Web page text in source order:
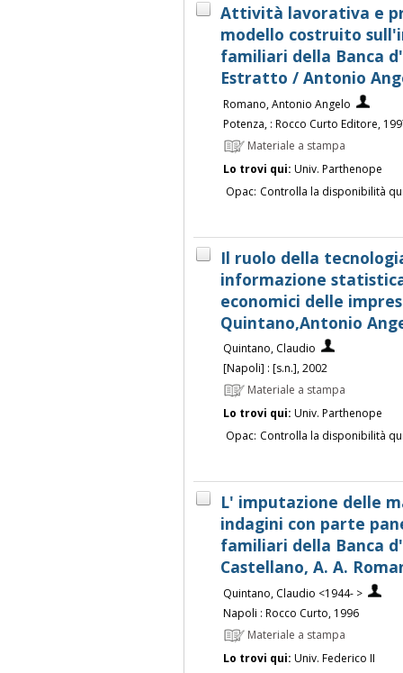
Attività lavorativa e
modello costruito
familiari della Banca
Estratto / Antonio
Romano, Antonio Angelo
Potenza, : Rocco Curto Editore,
Materiale a stampa
Lo trovi qui: Univ. Parthenope
Opac: Controlla la disponibilità
Il ruolo della
informazione
economici delle
Quintano,Antonio
Quintano, Claudio
[Napoli] : [s.n.], 2002
Materiale a stampa
Lo trovi qui: Univ. Parthenope
Opac: Controlla la disponibilità
L' imputazione delle
indagini con parte
familiari della Banca
Castellano, A. A.
Quintano, Claudio <1944- >
Napoli : Rocco Curto, 1996
Materiale a stampa
Lo trovi qui: Univ. Federico II